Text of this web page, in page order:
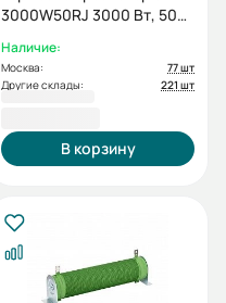
3000W50RJ 3000 Вт, 50
Наличие:
Москва:
77 шт
Другие склады:
221 шт
В корзину